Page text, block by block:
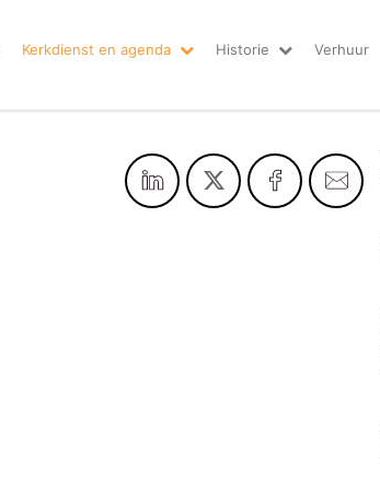
Kerkdienst en agenda Historie Verhuur